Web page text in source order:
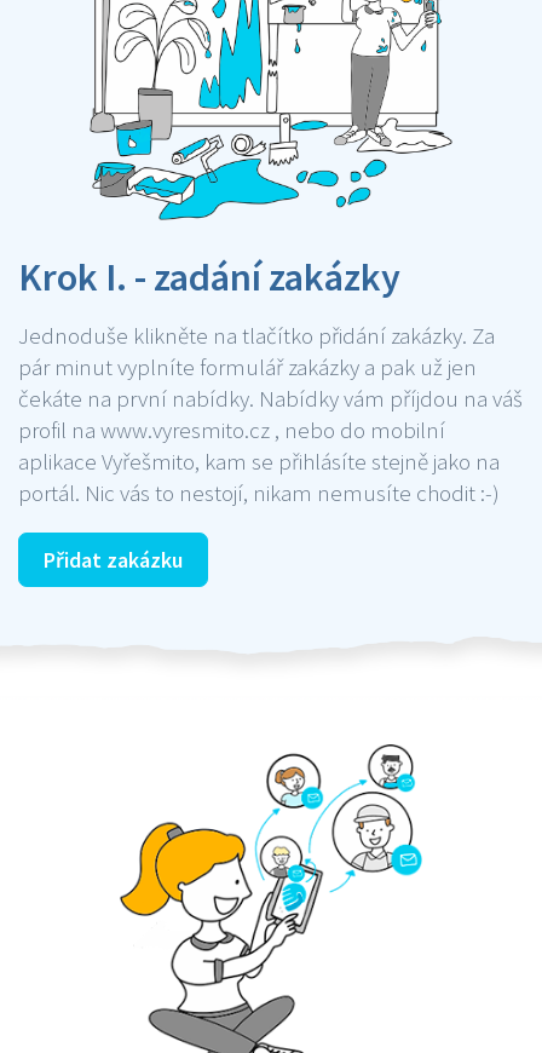
Krok I. - zadání zakázky
Jednoduše klikněte na tlačítko přidání zakázky. Za
pár minut vyplníte formulář zakázky a pak už jen
čekáte na první nabídky. Nabídky vám příjdou na váš
profil na www.vyresmito.cz , nebo do mobilní
aplikace Vyřešmito, kam se přihlásíte stejně jako na
portál. Nic vás to nestojí, nikam nemusíte chodit :-)
Přidat zakázku